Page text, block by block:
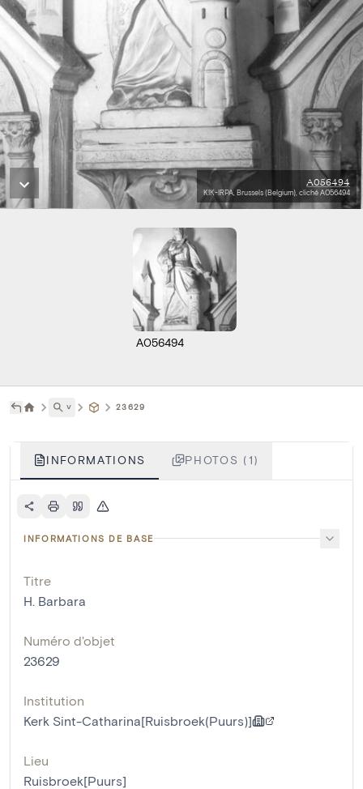
A056494
KIK-IRPA, Brussels (Belgium), cliché A056494
A056494
˅ 23629
INFORMATIONS PHOTOS (1)
INFORMATIONS DE BASE
Titre
H. Barbara
Numéro d'objet
23629
Institution
Kerk Sint-Catharina[Ruisbroek(Puurs)]
Lieu
Ruisbroek[Puurs]